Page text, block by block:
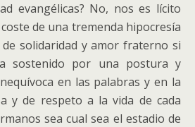
evangélicas? No, nos es lícito
de una tremenda hipocresía
solidaridad y amor fraterno si
sostenido por una postura y
en las palabras y en la
y de respeto a la vida de cada
sea cual sea el estadio de